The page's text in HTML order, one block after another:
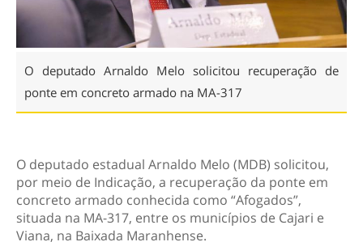
O deputado Arnaldo Melo solicitou recuperação de
ponte em concreto armado na MA-317
O deputado estadual Arnaldo Melo (MDB) solicitou,
por meio de Indicação, a recuperação da ponte em
concreto armado conhecida como “Afogados”,
situada na MA-317, entre os municípios de Cajari e
Viana, na Baixada Maranhense.